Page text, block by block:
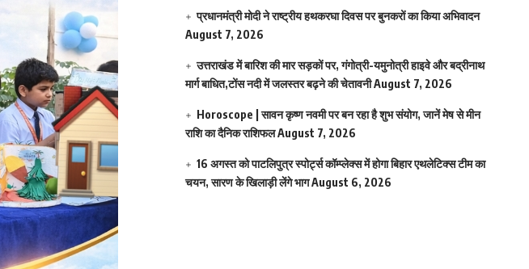
प्रधानमंत्री मोदी ने राष्ट्रीय हथकरघा दिवस पर बुनकरों का किया अभिवादन
August 7, 2026
उत्तराखंड में बारिश की मार सड़कों पर, गंगोत्री-यमुनोत्री हाइवे और बद्रीनाथ
मार्ग बाधित,टोंस नदी में जलस्तर बढ़ने की चेतावनीAugust 7, 2026
Horoscope | सावन कृष्ण नवमी पर बन रहा है शुभ संयोग, जानें मेष से मीन
राशि का दैनिक राशिफलAugust 7, 2026
16 अगस्त को पाटलिपुत्र स्पोर्ट्स कॉम्प्लेक्स में होगा बिहार एथलेटिक्स टीम का
चयन, सारण के खिलाड़ी लेंगे भागAugust 6, 2026